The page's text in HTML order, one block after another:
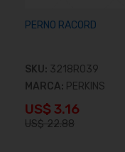
Añadir al carrito
PERNO RACORD
SKU: 3218R039
MARCA: PERKINS
US$ 3.16
US$ 22.88